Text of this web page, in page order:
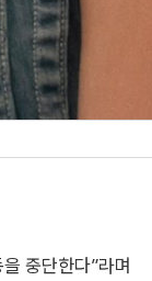
중단한다”라며